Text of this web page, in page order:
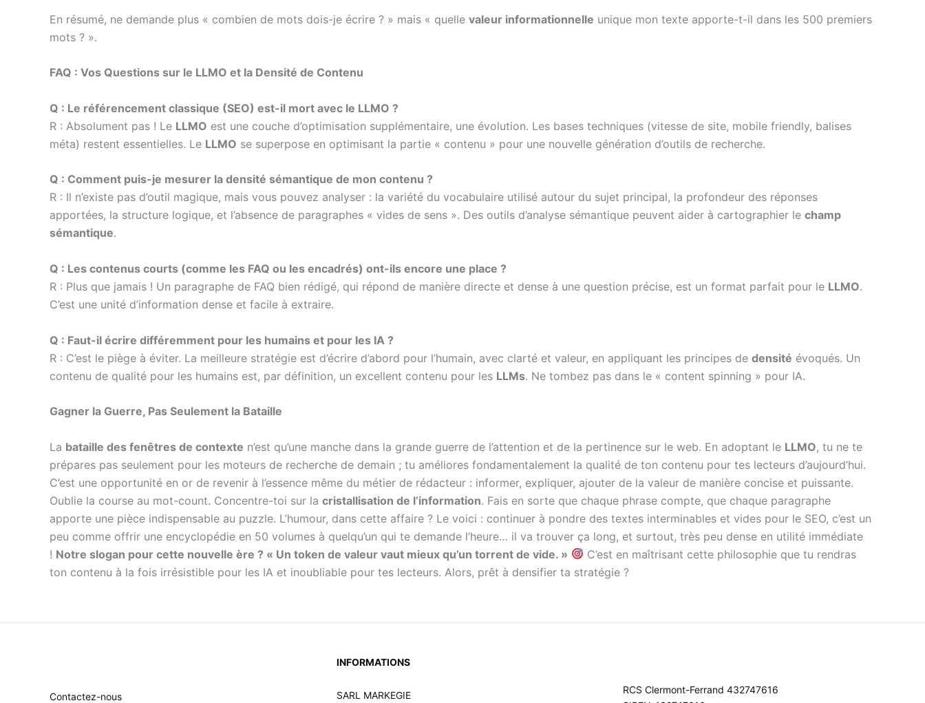
En résumé, ne demande plus « combien de mots dois-je écrire ? » mais « quelle valeur informationnelle unique mon texte apporte-t-il dans les 500 premiers
mots ? ».
FAQ : Vos Questions sur le LLMO et la Densité de Contenu
Q : Le référencement classique (SEO) est-il mort avec le LLMO ?
R : Absolument pas ! Le LLMO est une couche d’optimisation supplémentaire, une évolution. Les bases techniques (vitesse de site, mobile friendly, balises
méta) restent essentielles. Le LLMO se superpose en optimisant la partie « contenu » pour une nouvelle génération d’outils de recherche.
Q : Comment puis-je mesurer la densité sémantique de mon contenu ?
R : Il n’existe pas d’outil magique, mais vous pouvez analyser : la variété du vocabulaire utilisé autour du sujet principal, la profondeur des réponses
apportées, la structure logique, et l’absence de paragraphes « vides de sens ». Des outils d’analyse sémantique peuvent aider à cartographier le champ
sémantique.
Q : Les contenus courts (comme les FAQ ou les encadrés) ont-ils encore une place ?
R : Plus que jamais ! Un paragraphe de FAQ bien rédigé, qui répond de manière directe et dense à une question précise, est un format parfait pour le LLMO.
C’est une unité d’information dense et facile à extraire.
Q : Faut-il écrire différemment pour les humains et pour les IA ?
R : C’est le piège à éviter. La meilleure stratégie est d’écrire d’abord pour l’humain, avec clarté et valeur, en appliquant les principes de densité évoqués. Un
contenu de qualité pour les humains est, par définition, un excellent contenu pour les LLMs. Ne tombez pas dans le « content spinning » pour IA.
Gagner la Guerre, Pas Seulement la Bataille
La bataille des fenêtres de contexte n’est qu’une manche dans la grande guerre de l’attention et de la pertinence sur le web. En adoptant le LLMO, tu ne te
prépares pas seulement pour les moteurs de recherche de demain ; tu améliores fondamentalement la qualité de ton contenu pour tes lecteurs d’aujourd’hui.
C’est une opportunité en or de revenir à l’essence même du métier de rédacteur : informer, expliquer, ajouter de la valeur de manière concise et puissante.
Oublie la course au mot-count. Concentre-toi sur la cristallisation de l’information. Fais en sorte que chaque phrase compte, que chaque paragraphe
apporte une pièce indispensable au puzzle. L’humour, dans cette affaire ? Le voici : continuer à pondre des textes interminables et vides pour le SEO, c’est un
peu comme offrir une encyclopédie en 50 volumes à quelqu’un qui te demande l’heure… il va trouver ça long, et surtout, très peu dense en utilité immédiate
! Notre slogan pour cette nouvelle ère ? « Un token de valeur vaut mieux qu’un torrent de vide. »
C’est en maîtrisant cette philosophie que tu rendras
ton contenu à la fois irrésistible pour les IA et inoubliable pour tes lecteurs. Alors, prêt à densifier ta stratégie ?
Contactez-nous
INFORMATIONS
SARL MARKEGIE
RCS Clermont-Ferrand 432747616